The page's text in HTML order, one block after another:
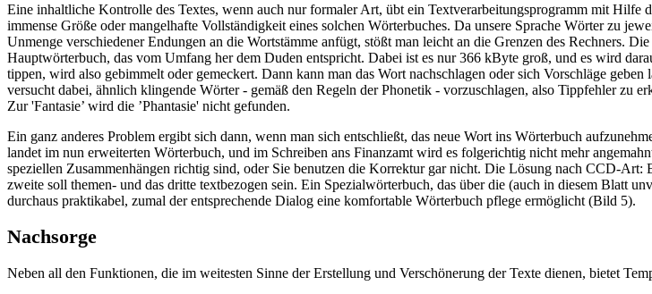
Eine inhaltliche Kontrolle des Textes, wenn auch nur formaler Art, übt ein Textverarbeitungsprogramm mit Hilfe
immense Größe oder mangelhafte Vollständigkeit eines solchen Wörterbuches. Da unsere Sprache Wörter zu
Unmenge verschiedener Endungen an die Wortstämme anfügt, stößt man leicht an die Grenzen des Rechners.
Hauptwörterbuch, das vom Umfang her dem Duden entspricht. Dabei ist es nur 366 kByte groß, und es wird
tippen, wird also gebimmelt oder gemeckert. Dann kann man das Wort nachschlagen oder sich Vorschläge
versucht dabei, ähnlich klingende Wörter - gemäß den Regeln der Phonetik - vorzuschlagen, also Tippfehler zu
Zur 'Fantasie’ wird die ’Phantasie' nicht gefunden.
Ein ganz anderes Problem ergibt sich dann, wenn man sich entschließt, das neue Wort ins Wörterbuch
landet im nun erweiterten Wörterbuch, und im Schreiben ans Finanzamt wird es folgerichtig nicht mehr
speziellen Zusammenhängen richtig sind, oder Sie benutzen die Korrektur gar nicht. Die Lösung nach CCD-
zweite soll themen- und das dritte textbezogen sein. Ein Spezialwörterbuch, das über die (auch in diesem Blatt
durchaus praktikabel, zumal der entsprechende Dialog eine komfortable Wörterbuch pflege ermöglicht (Bild 5).
Nachsorge
Neben all den Funktionen, die im weitesten Sinne der Erstellung und Verschönerung der Texte dienen, bietet